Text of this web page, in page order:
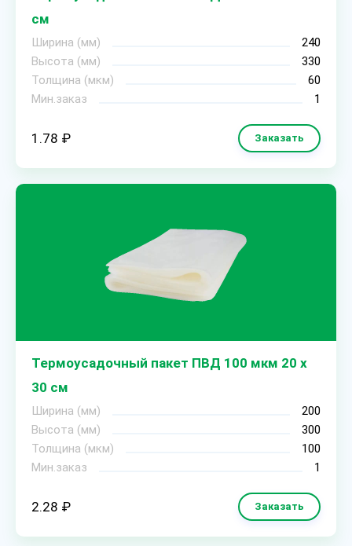
см
Ширина (мм)
240
Высота (мм)
330
Толщина (мкм)
60
Мин.заказ
1
1.78 ₽ Заказать
Термоусадочный пакет ПВД 100 мкм 20 х
30 см
Ширина (мм)
200
Высота (мм)
300
Толщина (мкм)
100
Мин.заказ
1
2.28 ₽ Заказать